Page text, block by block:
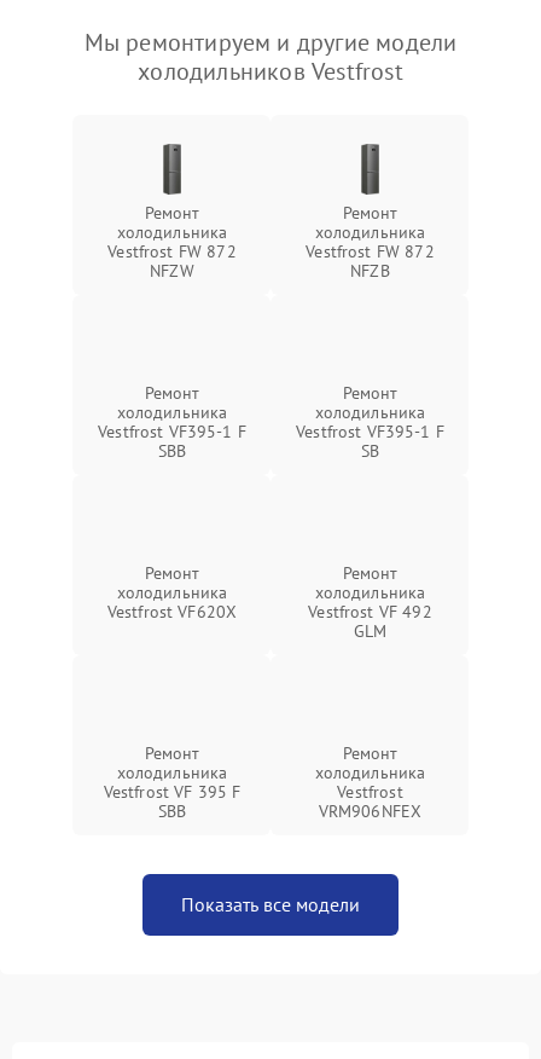
Мы ремонтируем и другие модели
холодильников Vestfrost
Ремонт
холодильника
Vestfrost FW 872
NFZW
Ремонт
холодильника
Vestfrost FW 872
NFZВ
Ремонт
холодильника
Vestfrost VF395-1 F
SBB
Ремонт
холодильника
Vestfrost VF395-1 F
SB
Ремонт
холодильника
Vestfrost VF620X
Ремонт
холодильника
Vestfrost VF 492
GLM
Ремонт
холодильника
Vestfrost VF 395 F
SBB
Ремонт
холодильника
Vestfrost
VRM906NFEX
Показать все модели